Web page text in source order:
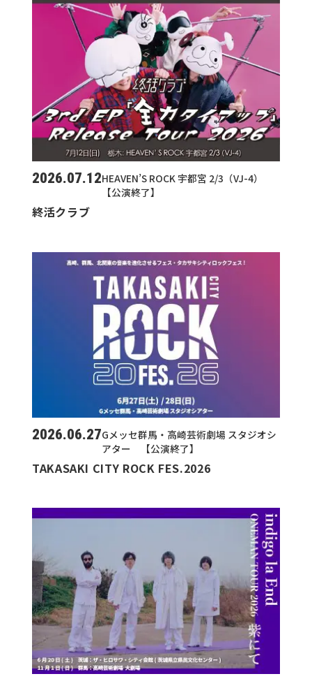
2026.07.12HEAVEN’S ROCK 宇都宮 2/3（VJ-4）
【公演終了】
終活クラブ
2026.06.27Gメッセ群馬・高崎芸術劇場 スタジオシ
アター 【公演終了】
TAKASAKI CITY ROCK FES.2026